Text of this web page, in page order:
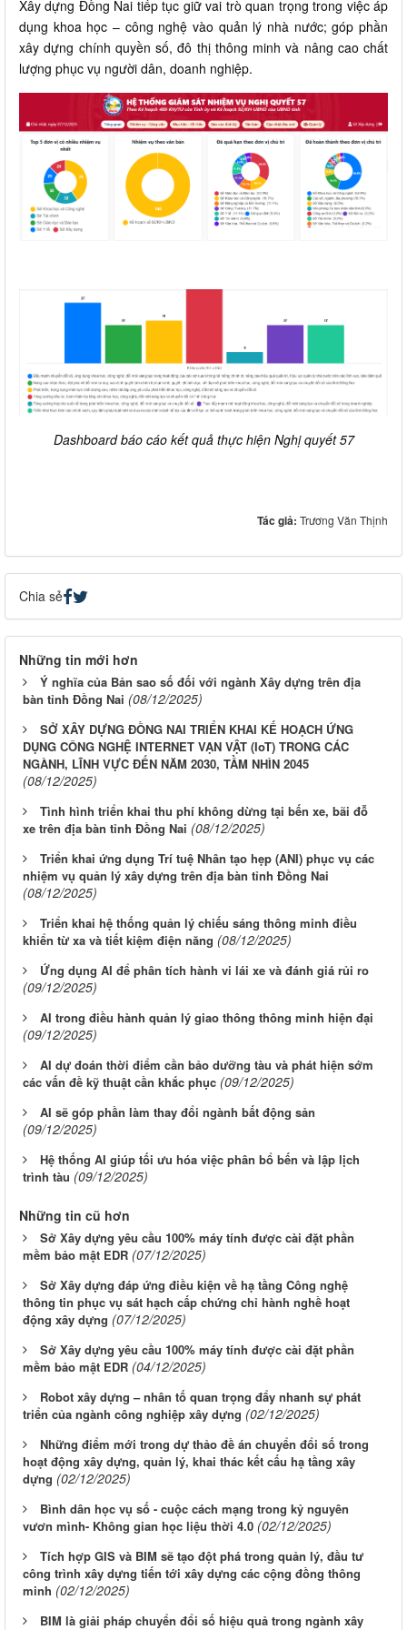
Xây dựng Đồng Nai tiếp tục giữ vai trò quan trọng trong việc áp
dụng khoa học – công nghệ vào quản lý nhà nước; góp phần
xây dựng chính quyền số, đô thị thông minh và nâng cao chất
lượng phục vụ người dân, doanh nghiệp.
Dashboard báo cáo kết quả thực hiện Nghị quyết 57
Tác giả: Trương Văn Thịnh
Chia sẻ
Những tin mới hơn
Ý nghĩa của Bản sao số đối với ngành Xây dựng trên địa
bàn tỉnh Đồng Nai (08/12/2025)
SỞ XÂY DỰNG ĐỒNG NAI TRIỂN KHAI KẾ HOẠCH ỨNG
DỤNG CÔNG NGHỆ INTERNET VẠN VẬT (IoT) TRONG CÁC
NGÀNH, LĨNH VỰC ĐẾN NĂM 2030, TẦM NHÌN 2045
(08/12/2025)
Tình hình triển khai thu phí không dừng tại bến xe, bãi đỗ
xe trên địa bàn tỉnh Đồng Nai (08/12/2025)
Triển khai ứng dụng Trí tuệ Nhân tạo hẹp (ANI) phục vụ các
nhiệm vụ quản lý xây dựng trên địa bàn tỉnh Đồng Nai
(08/12/2025)
Triển khai hệ thống quản lý chiếu sáng thông minh điều
khiển từ xa và tiết kiệm điện năng (08/12/2025)
Ứng dụng AI để phân tích hành vi lái xe và đánh giá rủi ro
(09/12/2025)
AI trong điều hành quản lý giao thông thông minh hiện đại
(09/12/2025)
AI dự đoán thời điểm cần bảo dưỡng tàu và phát hiện sớm
các vấn đề kỹ thuật cần khắc phục (09/12/2025)
AI sẽ góp phần làm thay đổi ngành bất động sản
(09/12/2025)
Hệ thống AI giúp tối ưu hóa việc phân bổ bến và lập lịch
trình tàu (09/12/2025)
Những tin cũ hơn
Sở Xây dựng yêu cầu 100% máy tính được cài đặt phần
mềm bảo mật EDR (07/12/2025)
Sở Xây dựng đáp ứng điều kiện về hạ tầng Công nghệ
thông tin phục vụ sát hạch cấp chứng chỉ hành nghề hoạt
động xây dựng (07/12/2025)
Sở Xây dựng yêu cầu 100% máy tính được cài đặt phần
mềm bảo mật EDR (04/12/2025)
Robot xây dựng – nhân tố quan trọng đẩy nhanh sự phát
triển của ngành công nghiệp xây dựng (02/12/2025)
Những điểm mới trong dự thảo đề án chuyển đổi số trong
hoạt động xây dựng, quản lý, khai thác kết cấu hạ tầng xây
dựng (02/12/2025)
Bình dân học vụ số - cuộc cách mạng trong kỷ nguyên
vươn mình- Không gian học liệu thời 4.0 (02/12/2025)
Tích hợp GIS và BIM sẽ tạo đột phá trong quản lý, đầu tư
công trình xây dựng tiến tới xây dựng các cộng đồng thông
minh (02/12/2025)
BIM là giải pháp chuyển đổi số hiệu quả trong ngành xây